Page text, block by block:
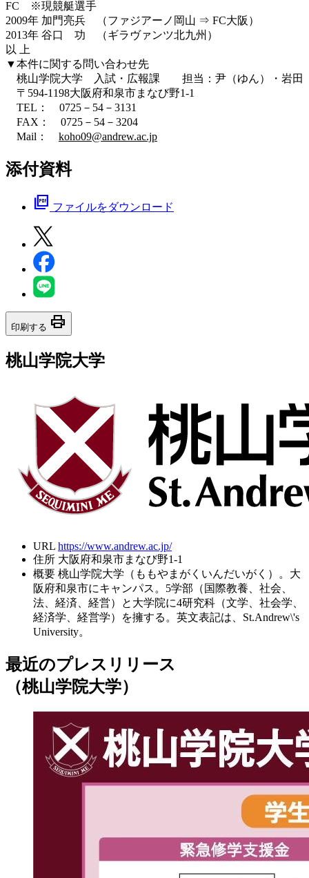
FC ※現競艇選手
2009年 加門亮兵 （ファジアーノ岡山 ⇒ FC大阪）
2013年 谷口 功 （ギラヴァンツ北九州）
以 上
▼本件に関する問い合わせ先
桃山学院大学 入試・広報課 担当：尹（ゆん）・岩田
〒594-1198大阪府和泉市まなび野1-1
TEL： 0725－54－3131
FAX： 0725－54－3204
Mail： koho09@andrew.ac.jp
添付資料
picture_as_pdf ファイルをダウンロード
印刷する print
桃山学院大学
URL https://www.andrew.ac.jp/
住所 大阪府和泉市まなび野1-1
概要 桃山学院大学（ももやまがくいんだいがく）。大
阪府和泉市にキャンパス。5学部（国際教養、社会、
法、経済、経営）と大学院に4研究科（文学、社会学、
経済学、経営学）を擁する。英文表記は、St.Andrew\'s
University。
最近のプレスリリース
（桃山学院大学）